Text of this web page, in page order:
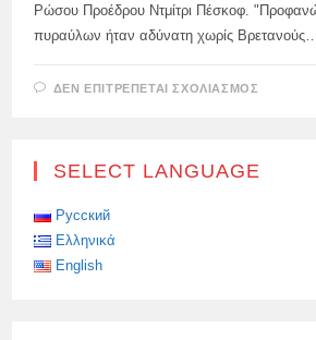
Ρώσου Προέδρου Ντμίτρι Πέσκοφ.
πυραύλων ήταν αδύνατη χωρίς Βρετανούς…
ΔΕΝ ΕΠΙΤΡΈΠΕΤΑΙ ΣΧΟΛΙΑΣΜΌΣ
SELECT LANGUAGE
Русский
Ελληνικά
English